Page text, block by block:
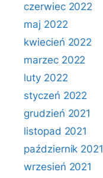
czerwiec 2022
maj 2022
kwiecień 2022
marzec 2022
luty 2022
styczeń 2022
grudzień 2021
listopad 2021
październik 2021
wrzesień 2021